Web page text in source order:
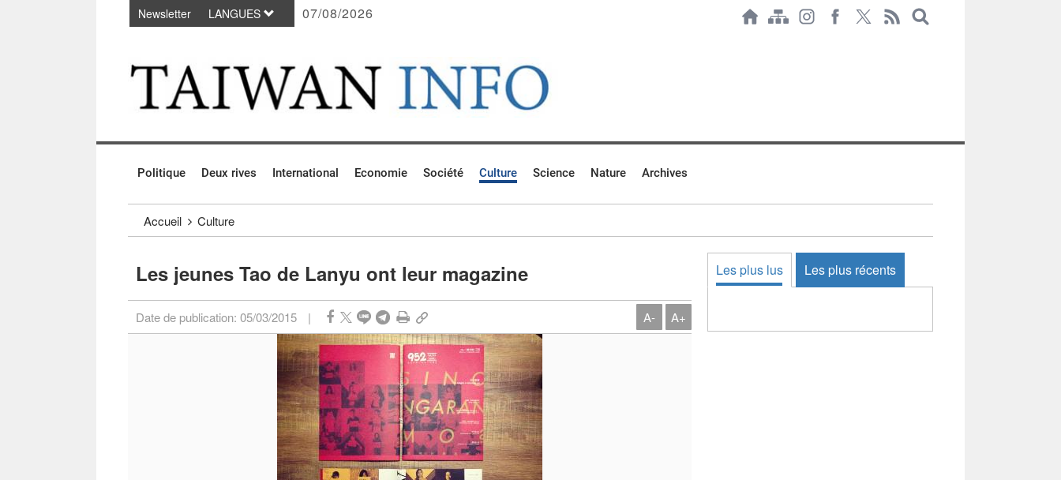
Passer au contenu principal
Newsletter LANGUES 07/08/2026
Politique Deux rives International Economie Société Culture Science Nature Archives
Accueil Culture
Les jeunes Tao de Lanyu ont leur magazine
Date de publication: 05/03/2015 | A- A+
Les plus lus Les plus récents